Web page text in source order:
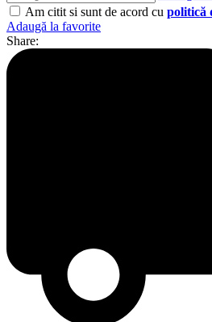
Am citit si sunt de acord cu politică
Adaugă la favorite
Share: